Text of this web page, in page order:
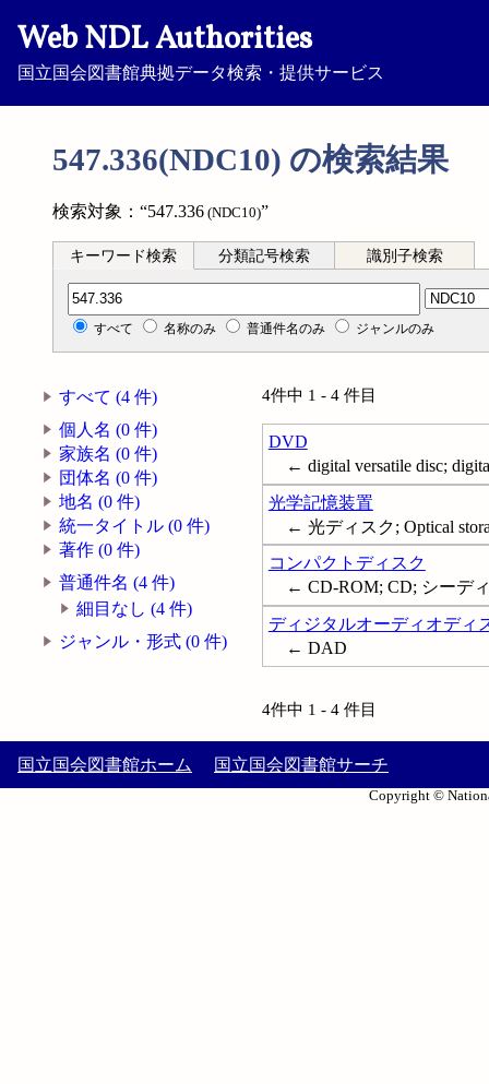
Web NDL Authorities
国立国会図書館典拠データ検索・提供サービス
547.336(NDC10) の検索結果
検索対象：“547.336 (NDC10)”
キーワード検索 分類記号検索 識別子検索
分類記号検索
すべて 名称のみ 普通件名のみ ジャンルのみ
すべて (4 件)
個人名 (0 件)
家族名 (0 件)
団体名 (0 件)
地名 (0 件)
統一タイトル (0 件)
著作 (0 件)
普通件名 (4 件)
細目なし (4 件)
ジャンル・形式 (0 件)
4件中 1 - 4 件目
DVD
← digital versatile disc;
光学記憶装置
← 光ディスク; Optical
コンパクトディスク
← CD-ROM; CD; シーデ
ディジタルオーディオディ
← DAD
4件中 1 - 4 件目
国立国会図書館ホーム 国立国会図書館サーチ
Copyright ©